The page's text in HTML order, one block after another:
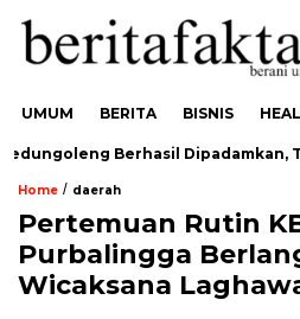
UMUM BERITA BISNIS
Berhasil Dipadamkan, Tidak
Home / daerah
Pertemuan Rutin
Purbalingga
Wicaksana